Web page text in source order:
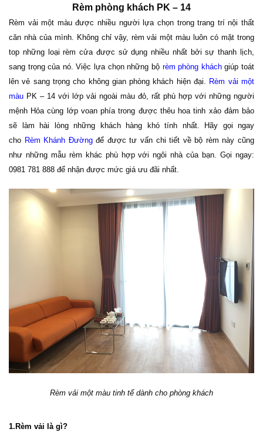
Rèm phòng khách PK – 14
Rèm vải một màu được nhiều người lựa chọn trong trang trí nội thất
căn nhà của mình. Không chỉ vậy, rèm vải một màu luôn có mặt trong
top những loại rèm cửa được sử dụng nhiều nhất bởi sự thanh lịch,
sang trọng của nó. Việc lựa chọn những bộ rèm phòng khách giúp toát
lên vẻ sang trọng cho không gian phòng khách hiện đại. Rèm vải một
màu PK – 14 với lớp vải ngoài màu đỏ, rất phù hợp với những người
mệnh Hỏa cùng lớp voan phía trong được thêu hoa tinh xảo đảm bảo
sẽ làm hài lòng những khách hàng khó tính nhất. Hãy gọi ngay
cho Rèm Khánh Đườngđể được tư vấn chi tiết về bộ rèm này cũng
như những mẫu rèm khác phù hợp với ngôi nhà của bạn. Gọi ngay:
0981 781 888 để nhận được mức giá ưu đãi nhất.
Rèm vải một màu tinh tế dành cho phòng khách
1.Rèm vải là gì?